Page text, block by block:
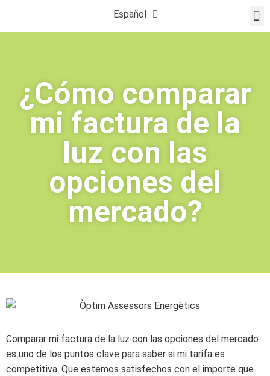
Español
Català
¿Cómo comparar
mi factura de la
luz con las
opciones del
mercado?
Comparar mi factura de la luz con las opciones del mercado
es uno de los puntos clave para saber si mi tarifa es
competitiva. Que estemos satisfechos con el importe que